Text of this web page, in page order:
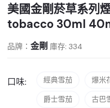
美國金剛菸草系列
tobacco 30ml
品牌： 金剛 庫存: 334
口味: 經典雪茄 爆米
爵士雪茄
古巴